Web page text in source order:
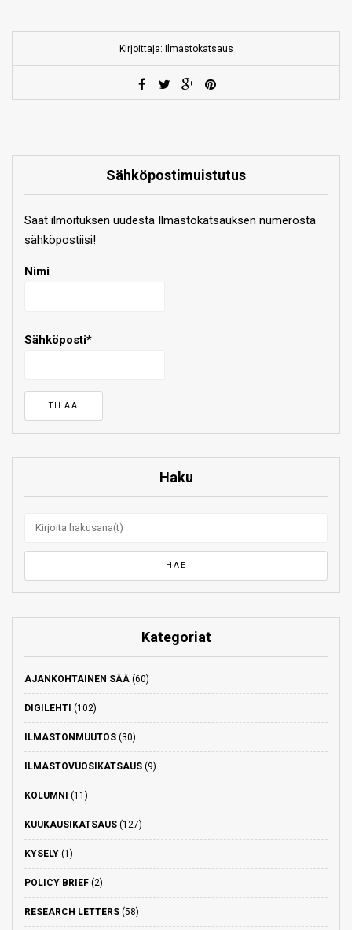
Kirjoittaja: Ilmastokatsaus
Sähköpostimuistutus
Saat ilmoituksen uudesta Ilmastokatsauksen numerosta
sähköpostiisi!
Nimi
Sähköposti*
Haku
Kategoriat
AJANKOHTAINEN SÄÄ (60)
DIGILEHTI (102)
ILMASTONMUUTOS (30)
ILMASTOVUOSIKATSAUS (9)
KOLUMNI (11)
KUUKAUSIKATSAUS (127)
KYSELY (1)
POLICY BRIEF (2)
RESEARCH LETTERS (58)